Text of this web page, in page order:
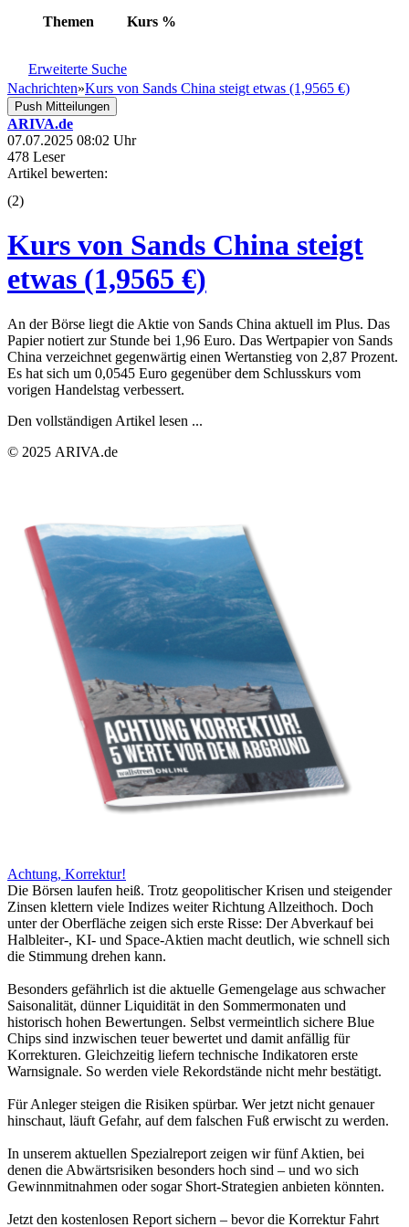
Themen Kurs %
Erweiterte Suche
Nachrichten»Kurs von Sands China steigt etwas (1,9565 €)
Push Mitteilungen
ARIVA.de
07.07.2025 08:02 Uhr
478 Leser
Artikel bewerten:
(2)
Kurs von Sands China steigt
etwas (1,9565 €)
An der Börse liegt die Aktie von Sands China aktuell im Plus. Das
Papier notiert zur Stunde bei 1,96 Euro. Das Wertpapier von Sands
China verzeichnet gegenwärtig einen Wertanstieg von 2,87 Prozent.
Es hat sich um 0,0545 Euro gegenüber dem Schlusskurs vom
vorigen Handelstag verbessert.
Den vollständigen Artikel lesen ...
© 2025 ARIVA.de
Achtung, Korrektur!
Die Börsen laufen heiß. Trotz geopolitischer Krisen und steigender
Zinsen klettern viele Indizes weiter Richtung Allzeithoch. Doch
unter der Oberfläche zeigen sich erste Risse: Der Abverkauf bei
Halbleiter-, KI- und Space-Aktien macht deutlich, wie schnell sich
die Stimmung drehen kann.
Besonders gefährlich ist die aktuelle Gemengelage aus schwacher
Saisonalität, dünner Liquidität in den Sommermonaten und
historisch hohen Bewertungen. Selbst vermeintlich sichere Blue
Chips sind inzwischen teuer bewertet und damit anfällig für
Korrekturen. Gleichzeitig liefern technische Indikatoren erste
Warnsignale. So werden viele Rekordstände nicht mehr bestätigt.
Für Anleger steigen die Risiken spürbar. Wer jetzt nicht genauer
hinschaut, läuft Gefahr, auf dem falschen Fuß erwischt zu werden.
In unserem aktuellen Spezialreport zeigen wir fünf Aktien, bei
denen die Abwärtsrisiken besonders hoch sind – und wo sich
Gewinnmitnahmen oder sogar Short-Strategien anbieten könnten.
Jetzt den kostenlosen Report sichern – bevor die Korrektur Fahrt